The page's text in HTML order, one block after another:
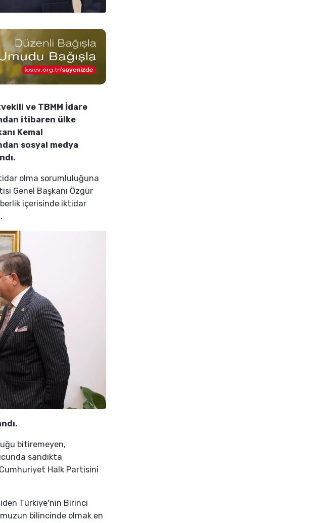
ve TBMM İdare
itibaren ülke
Kemal
sosyal medya
olma sorumluluğuna
Genel Başkanı Özgür
içerisinde iktidar
bitiremeyen,
sandıkta
Halk Partisini
Türkiye'nin Birinci
bilincinde olmak en